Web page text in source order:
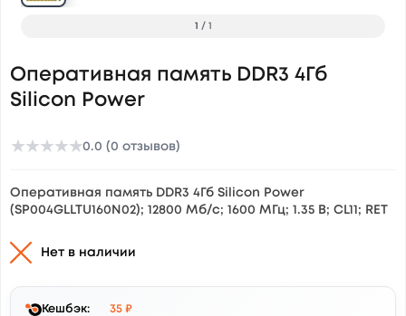
1 / 1
Оперативная память DDR3 4Гб
Silicon Power
★★★★★0.0 (0 отзывов)
Оперативная память DDR3 4Гб Silicon Power
(SP004GLLTU160N02); 12800 Мб/c; 1600 МГц; 1.35 В; CL11; RET
Нет в наличии
Кешбэк:
35 ₽